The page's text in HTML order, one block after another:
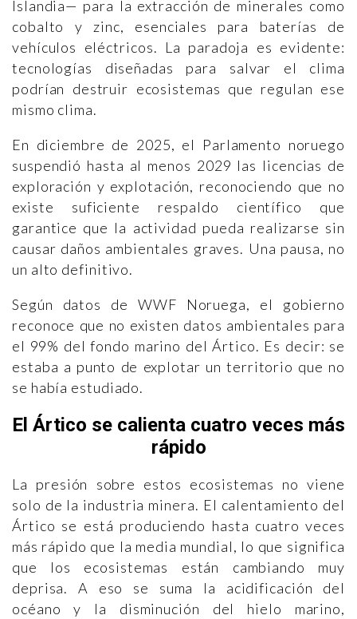
Islandia— para la extracción de minerales como
cobalto y zinc, esenciales para baterías de
vehículos eléctricos. La paradoja es evidente:
tecnologías diseñadas para salvar el clima
podrían destruir ecosistemas que regulan ese
mismo clima.
En diciembre de 2025, el Parlamento noruego
suspendió hasta al menos 2029 las licencias de
exploración y explotación, reconociendo que no
existe suficiente respaldo científico que
garantice que la actividad pueda realizarse sin
causar daños ambientales graves. Una pausa, no
un alto definitivo.
Según datos de WWF Noruega, el gobierno
reconoce que no existen datos ambientales para
el 99% del fondo marino del Ártico. Es decir: se
estaba a punto de explotar un territorio que no
se había estudiado.
El Ártico se calienta cuatro veces más
rápido
La presión sobre estos ecosistemas no viene
solo de la industria minera. El calentamiento del
Ártico se está produciendo hasta cuatro veces
más rápido que la media mundial, lo que significa
que los ecosistemas están cambiando muy
deprisa. A eso se suma la acidificación del
océano y la disminución del hielo marino,